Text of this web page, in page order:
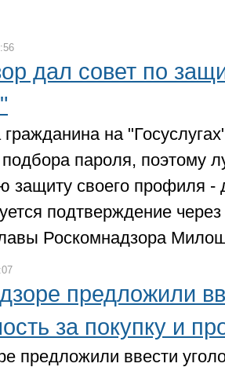
дал совет по
гражданина на
пароля, поэтому
защиту своего профиля -
подтверждение
Роскомнадзора
предложили
за покупку и
предложили ввести